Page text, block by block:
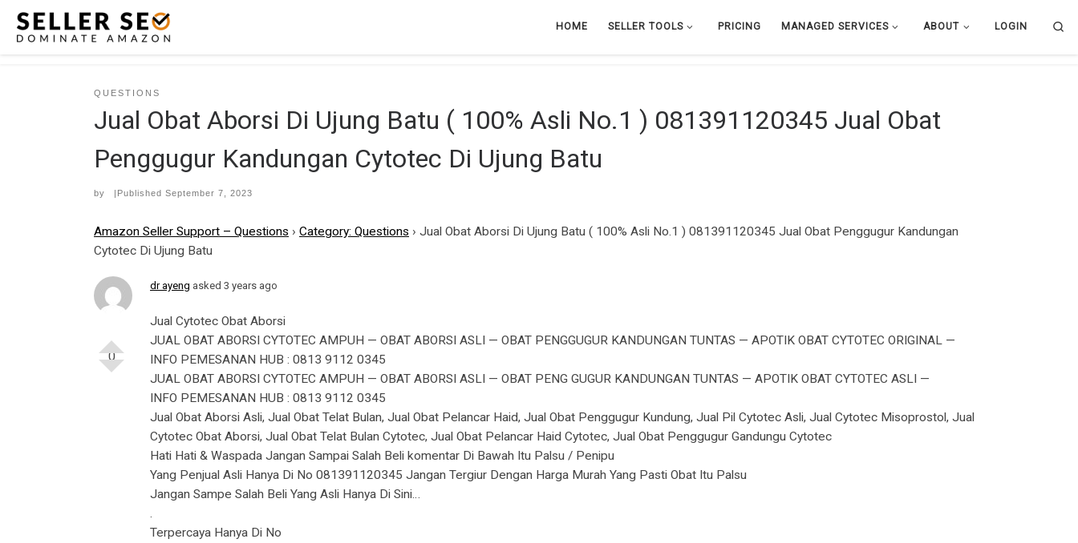
Skip to content HOME SELLER TOOLS PRICING MANAGED SERVICES ABOUT LOGIN
QUESTIONS
Jual Obat Aborsi Di Ujung Batu ( 100% Asli No.1 ) 081391120345 Jual Obat
Penggugur Kandungan Cytotec Di Ujung Batu
by |Published September 7, 2023
Amazon Seller Support – Questions › Category: Questions › Jual Obat Aborsi Di Ujung Batu ( 100% Asli No.1 ) 081391120345 Jual Obat Penggugur Kandungan
Cytotec Di Ujung Batu
0
dr ayeng asked 3 years ago
Jual Cytotec Obat Aborsi
JUAL OBAT ABORSI CYTOTEC AMPUH — OBAT ABORSI ASLI — OBAT PENGGUGUR KANDUNGAN TUNTAS — APOTIK OBAT CYTOTEC ORIGINAL —
INFO PEMESANAN HUB : 0813 9112 0345
JUAL OBAT ABORSI CYTOTEC AMPUH — OBAT ABORSI ASLI — OBAT PENG GUGUR KANDUNGAN TUNTAS — APOTIK OBAT CYTOTEC ASLI —
INFO PEMESANAN HUB : 0813 9112 0345
Jual Obat Aborsi Asli, Jual Obat Telat Bulan, Jual Obat Pelancar Haid, Jual Obat Penggugur Kundung, Jual Pil Cytotec Asli, Jual Cytotec Misoprostol, Jual
Cytotec Obat Aborsi, Jual Obat Telat Bulan Cytotec, Jual Obat Pelancar Haid Cytotec, Jual Obat Penggugur Gandungu Cytotec
Hati Hati & Waspada Jangan Sampai Salah Beli komentar Di Bawah Itu Palsu / Penipu
Yang Penjual Asli Hanya Di No 081391120345 Jangan Tergiur Dengan Harga Murah Yang Pasti Obat Itu Palsu
Jangan Sampe Salah Beli Yang Asli Hanya Di Sini…
Terpercaya Hanya Di No